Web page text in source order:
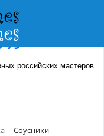
79
российских мастеров
Соусники